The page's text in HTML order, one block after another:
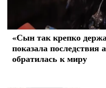
«Сын так крепко
показала последствия
обратилась к миру